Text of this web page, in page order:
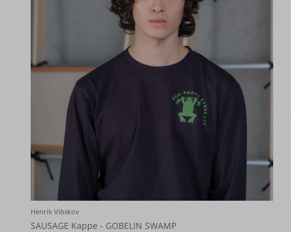
Henrik Vibskov
SAUSAGE Kappe - GOBELIN SWAMP